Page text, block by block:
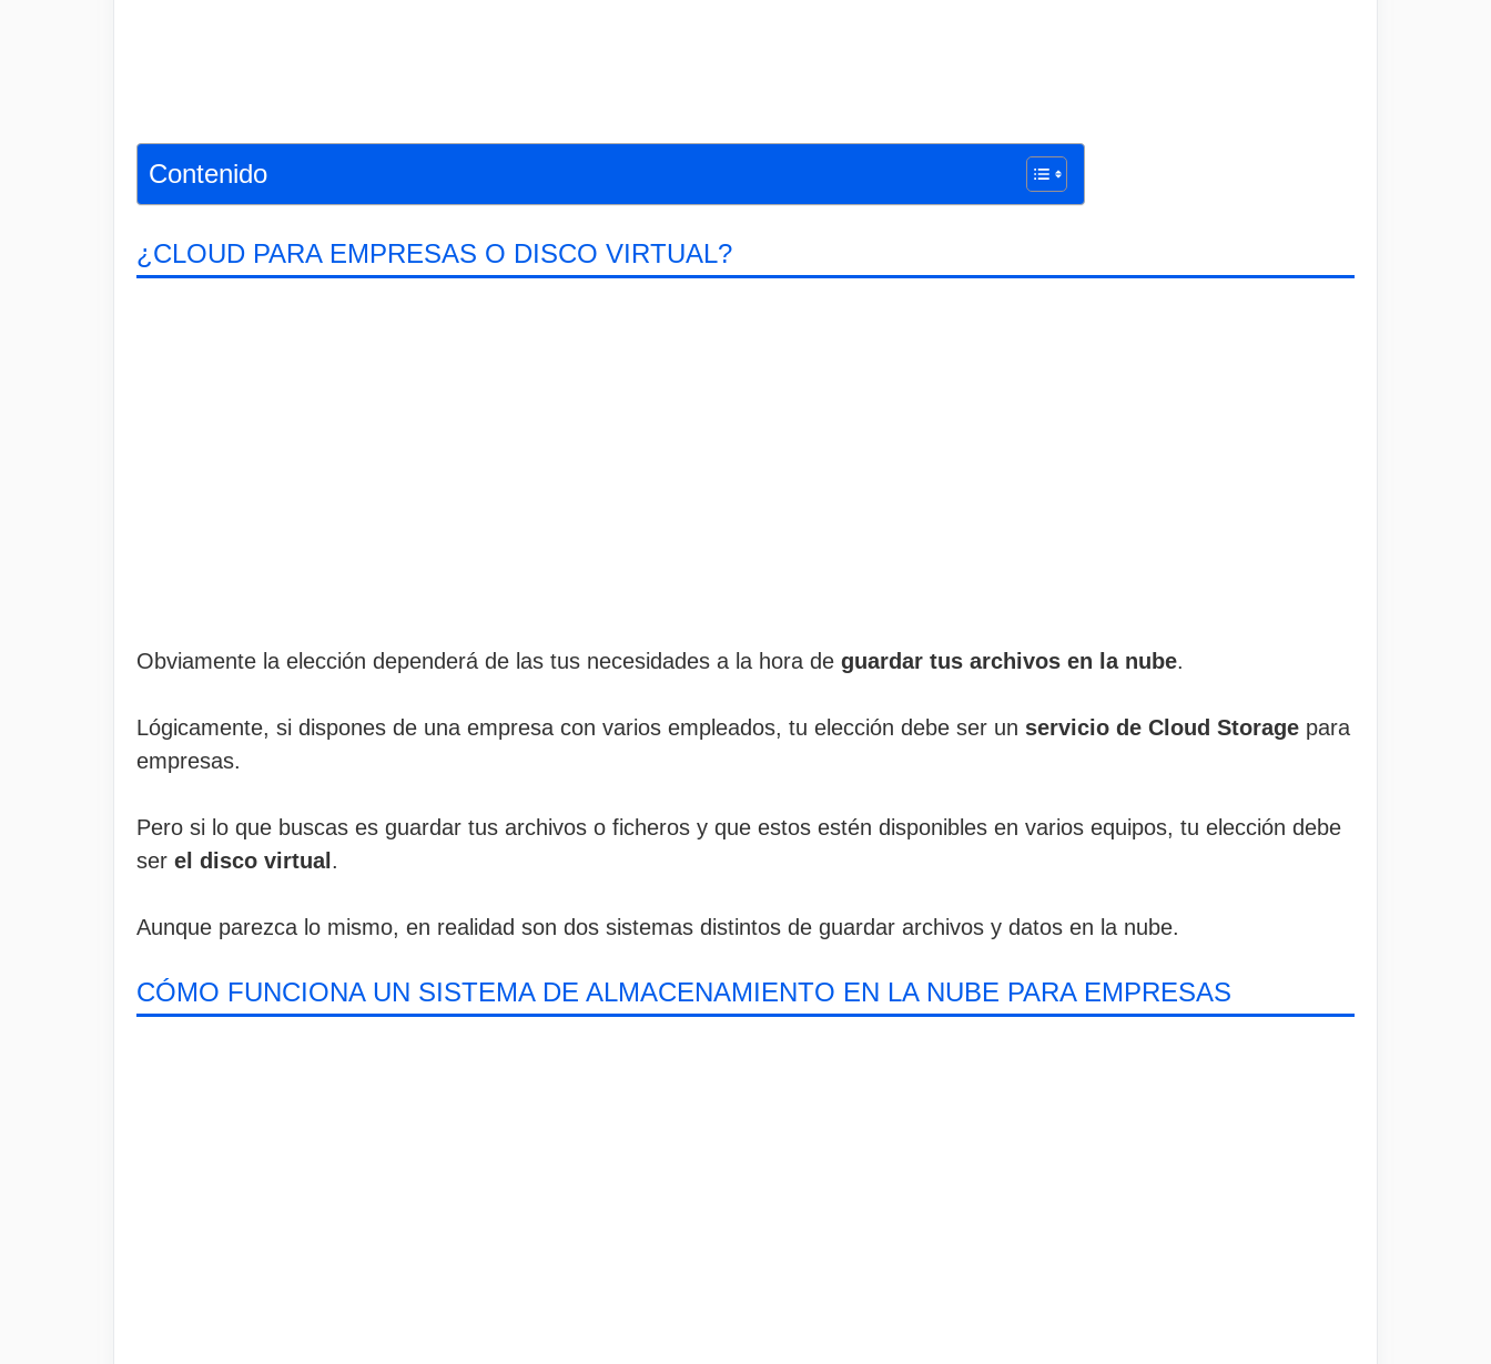
Contenido
¿CLOUD PARA EMPRESAS O DISCO VIRTUAL?
Obviamente la elección dependerá de las tus necesidades a la hora de guardar tus archivos en la nube.
Lógicamente, si dispones de una empresa con varios empleados, tu elección debe ser un servicio de Cloud Storage para
empresas.
Pero si lo que buscas es guardar tus archivos o ficheros y que estos estén disponibles en varios equipos, tu elección debe
ser el disco virtual .
Aunque parezca lo mismo, en realidad son dos sistemas distintos de guardar archivos y datos en la nube.
CÓMO FUNCIONA UN SISTEMA DE ALMACENAMIENTO EN LA NUBE PARA EMPRESAS